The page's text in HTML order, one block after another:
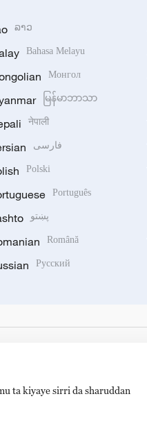
ລາວ
Bahasa Melayu
Монгол
မြန်မာဘာသာ
नेपाली
فارسی
Polski
Português
پښتو
Română
Русский
ta kiyaye sirri da sharuddan